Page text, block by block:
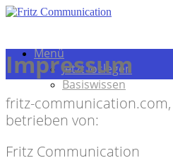
Menü
Jetzt loslegen
Basiswissen
Impressum
fritz-
betrieben von:
Fritz Communication